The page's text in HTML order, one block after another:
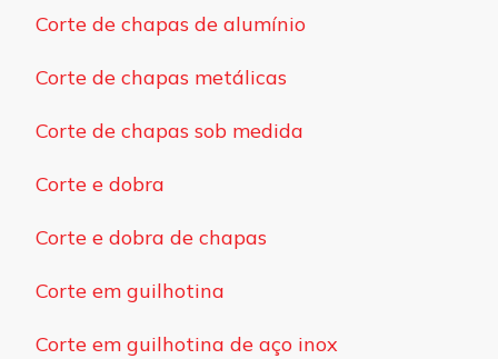
Corte de chapas de alumínio
Corte de chapas metálicas
Corte de chapas sob medida
Corte e dobra
Corte e dobra de chapas
Corte em guilhotina
Corte em guilhotina de aço inox